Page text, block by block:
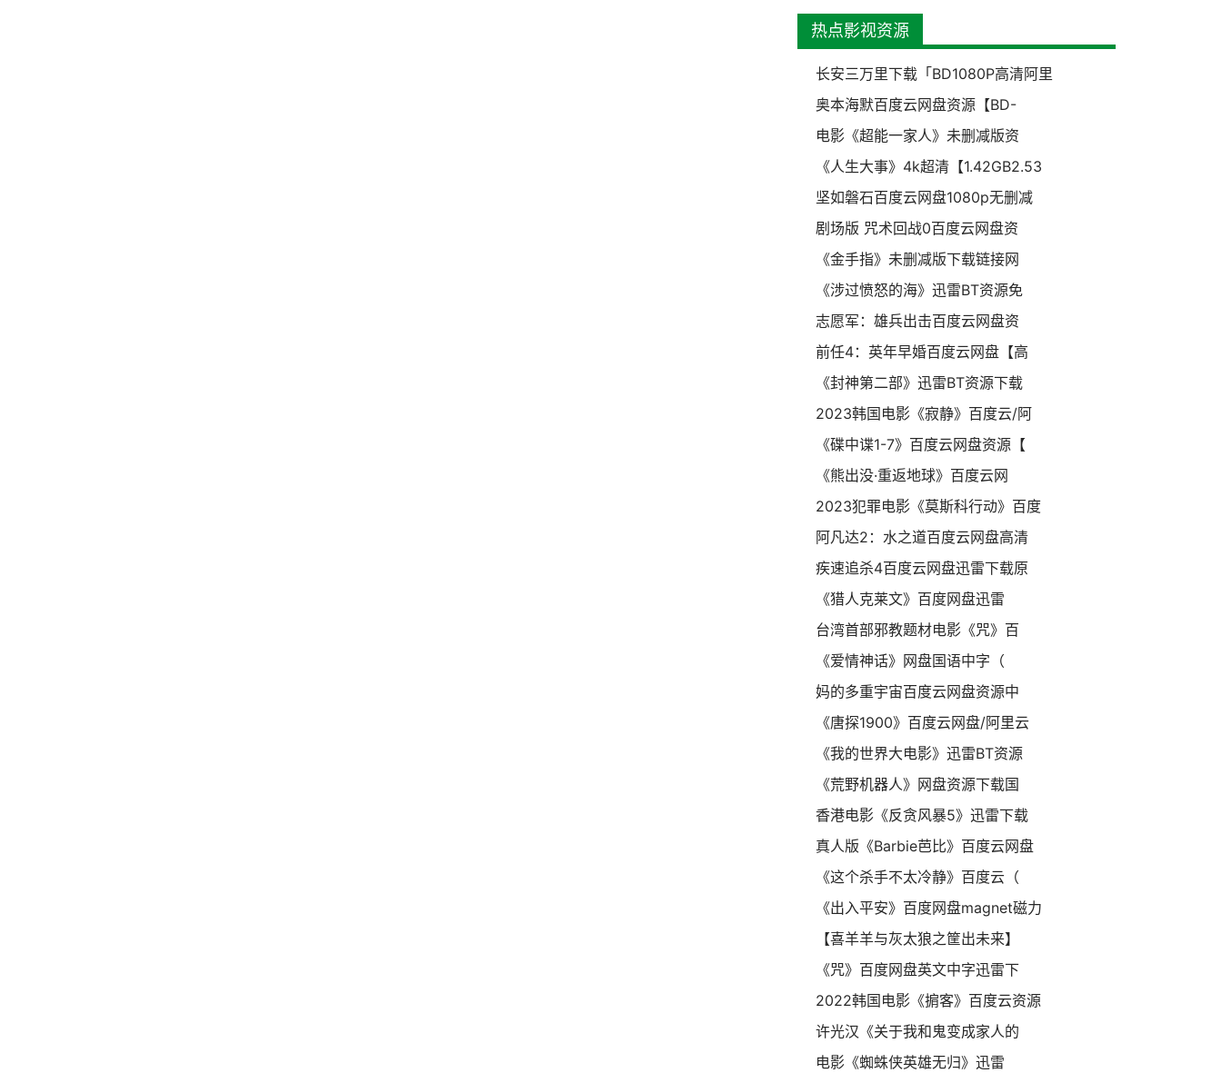
热点影视资源
长安三万里下载「BD1080P高清阿里
奥本海默百度云网盘资源【BD-
电影《超能一家人》未删减版资
《人生大事》4k超清【1.42GB2.53
坚如磐石百度云网盘1080p无删减
剧场版 咒术回战0百度云网盘资
《金手指》未删减版下载链接网
《涉过愤怒的海》迅雷BT资源免
志愿军：雄兵出击百度云网盘资
前任4：英年早婚百度云网盘【高
《封神第二部》迅雷BT资源下载
2023韩国电影《寂静》百度云/阿
《碟中谍1-7》百度云网盘资源【
《熊出没·重返地球》百度云网
2023犯罪电影《莫斯科行动》百度
阿凡达2：水之道百度云网盘高清
疾速追杀4百度云网盘迅雷下载原
《猎人克莱文》百度网盘迅雷
台湾首部邪教题材电影《咒》百
《爱情神话》网盘国语中字（
妈的多重宇宙百度云网盘资源中
《唐探1900》百度云网盘/阿里云
《我的世界大电影》迅雷BT资源
《荒野机器人》网盘资源下载国
香港电影《反贪风暴5》迅雷下载
真人版《Barbie芭比》百度云网盘
《这个杀手不太冷静》百度云（
《出入平安》百度网盘magnet磁力
【喜羊羊与灰太狼之筐出未来】
《咒》百度网盘英文中字迅雷下
2022韩国电影《掮客》百度云资源
许光汉《关于我和鬼变成家人的
电影《蜘蛛侠英雄无归》迅雷